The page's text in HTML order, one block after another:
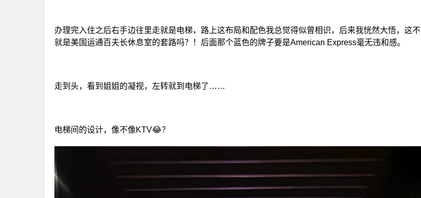
办理完入住之后右手边往里走就是电梯，路上这布局和配色我总觉得似曾相识，后来我恍然大悟，这不
就是美国运通百夫长休息室的套路吗？！后面那个蓝色的牌子要是American Express毫无违和感。
走到头，看到姐姐的凝视，左转就到电梯了……
电梯间的设计，像不像KTV😂？